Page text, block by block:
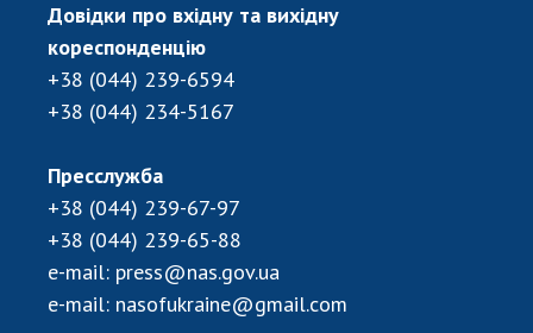
Нормативні акти НАН України
Державний бюджет НАН України
Вибори до складу НАН України
НОВИНИ
ЗАСІДАННЯ ПРЕЗИДІЇ НАН УКРАЇНИ
НАУКОВІ ВИДАННЯ
Довідки про вхідну та вихідну
кореспонденцію
+38 (044) 239-6594
+38 (044) 234-5167
Пресслужба
+38 (044) 239-67-97
+38 (044) 239-65-88
e-mail: press@nas.gov.ua
e-mail: nasofukraine@gmail.com